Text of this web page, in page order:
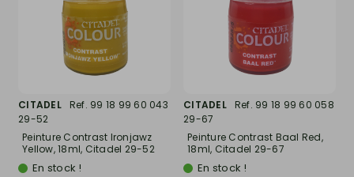
CITADEL
Ref. 99 18 99 60 043
29-52
Peinture Contrast Ironjawz
Yellow, 18ml, Citadel 29-52
En stock !
CITADEL
Ref. 99 18 99 60 058
29-67
Peinture Contrast Baal Red,
18ml, Citadel 29-67
En stock !